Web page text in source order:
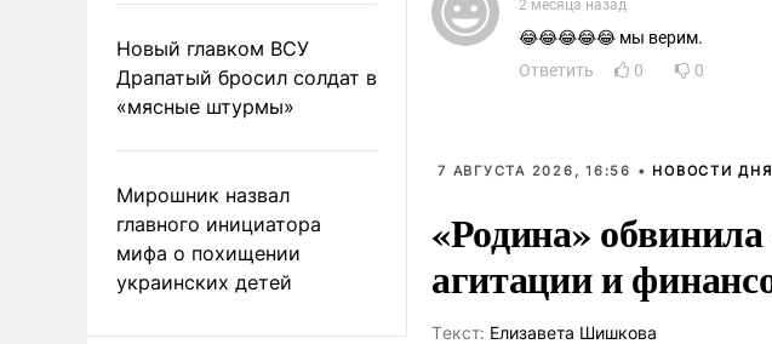
Новый главком ВСУ
Драпатый бросил солдат в
«мясные штурмы»
Мирошник назвал
главного инициатора
мифа о похищении
украинских детей
2 месяца назад
😂😂😂😂😂 мы верим.
Ответить
0 0
7 АВГУСТА 2026, 16:56 • НОВОСТИ ДНЯ
«Родина»
агитации и
Tекст: Елизавета Шишкова